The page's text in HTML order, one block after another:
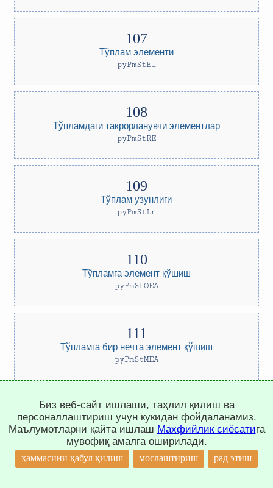
Тўплам элементи
pyPmStEl
Тўпламдаги такрорланувчи элементлар
pyPmStRE
Тўплам узунлиги
pyPmStLn
Тўпламга элемент қўшиш
pyPmStOEA
Тўпламга бир нечта элемент қўшиш
pyPmStMEA
Тўпламларни бирлаштириш
pyPmStCo
Биз веб-сайт ишлаши, таҳлил қилиш ва
персоналлаштириш учун кукидан фойдаланамиз.
Маълумотларни қайта ишлаш Махфийлик сиёсатига
мувофиқ амалга оширилади.
ҳаммасини қабул қилиш мослаштириш рад этиш